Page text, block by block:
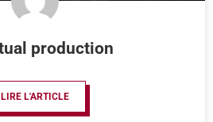
production
LIRE L'ARTICLE